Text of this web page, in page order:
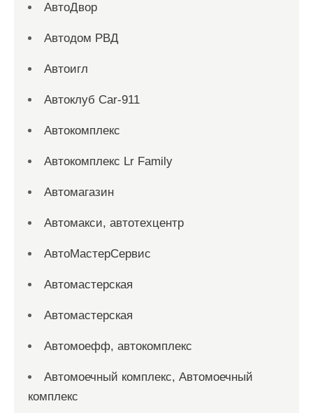
АвтоДвор
Автодом РВД
Автоигл
Автоклуб Car-911
Автокомплекс
Автокомплекс Lr Family
Автомагазин
Автомакси, автотехцентр
АвтоМастерСервис
Автомастерская
Автомастерская
Автомоефф, автокомплекс
Автомоечный комплекс, Автомоечный
комплекс